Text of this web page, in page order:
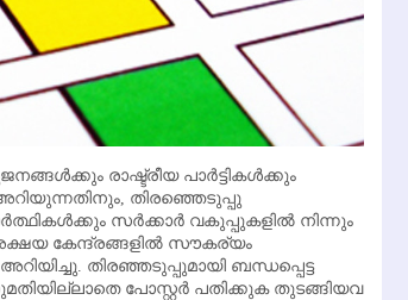
രാഷ്ട്രീയ പാര്‍ട്ടികള്‍ക്കും
തിരഞ്ഞെടുപ്പു
സര്‍ക്കാര്‍ വകുപ്പുകളില്‍ നിന്നും
കേന്ദ്രങ്ങളില്‍ സൗകര്യം
തിരഞ്ഞടുപ്പുമായി ബന്ധപ്പെട്ട
പോസ്റ്റര്‍ പതിക്കുക തുടങ്ങിയവ